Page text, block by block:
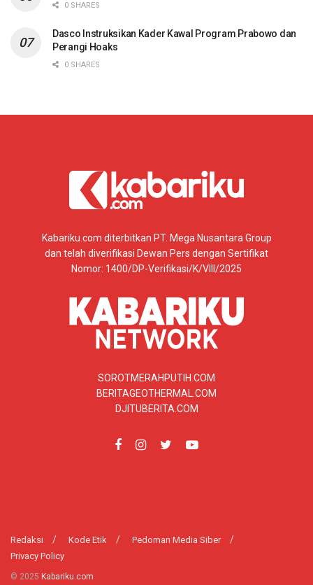
0 SHARES
Dasco Instruksikan Kader Kawal Program Prabowo dan
Perangi Hoaks
0 SHARES
Kabariku.com diterbitkan PT. Mega Nusantara Group
dan telah diverifikasi Dewan Pers dengan Sertifikat
Nomor: 1400/DP-Verifikasi/K/VIII/2025
SOROTMERAHPUTIH.COM
BERITAGEOTHERMAL.COM
DJITUBERITA.COM
Redaksi Kode Etik
Pedoman Media Siber
Privacy Policy
© 2025 Kabariku.com